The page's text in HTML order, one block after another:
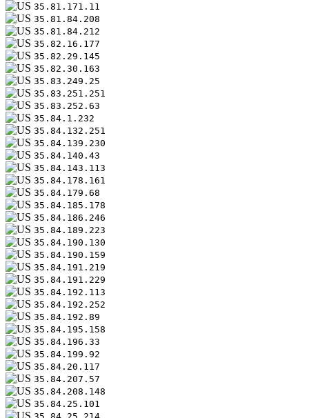
35.81.171.11
35.81.84.208
35.81.84.212
35.82.16.177
35.82.29.145
35.82.30.163
35.83.249.25
35.83.251.251
35.83.252.63
35.84.1.232
35.84.132.251
35.84.139.230
35.84.140.43
35.84.143.113
35.84.178.161
35.84.179.68
35.84.185.178
35.84.186.246
35.84.189.223
35.84.190.130
35.84.190.159
35.84.191.219
35.84.191.229
35.84.192.113
35.84.192.252
35.84.192.89
35.84.195.158
35.84.196.33
35.84.199.92
35.84.20.117
35.84.207.57
35.84.208.148
35.84.25.101